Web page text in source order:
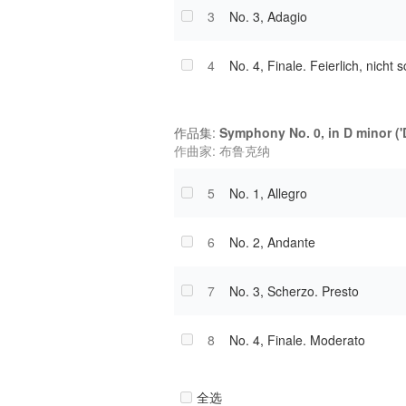
3 No. 3, Adagio
4 No. 4, Finale. Feierlich, nicht
作品集: Symphony No. 0, in D minor
作曲家: 布鲁克纳
5 No. 1, Allegro
6 No. 2, Andante
7 No. 3, Scherzo. Presto
8 No. 4, Finale. Moderato
全选